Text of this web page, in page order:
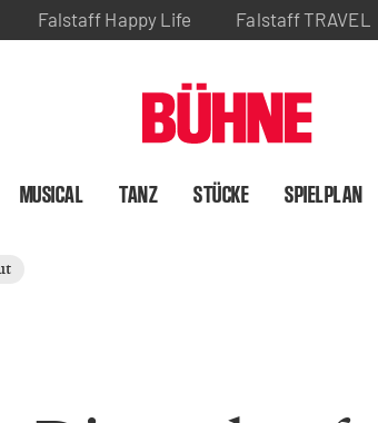
Falstaff Happy Life Falstaff TRAVEL
MUSICAL TANZ STÜCKE SPIELPLAN